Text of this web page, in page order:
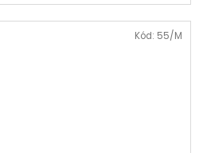
Kód: 55/M